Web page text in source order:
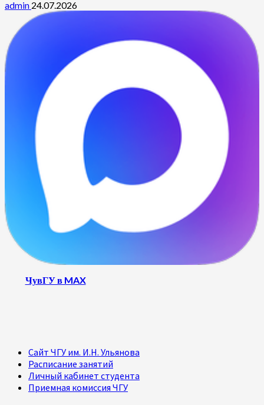
admin 24.07.2026
ЧувГУ в MAX
Сайт ЧГУ им. И.Н. Ульянова
Расписание занятий
Личный кабинет студента
Приемная комиссия ЧГУ